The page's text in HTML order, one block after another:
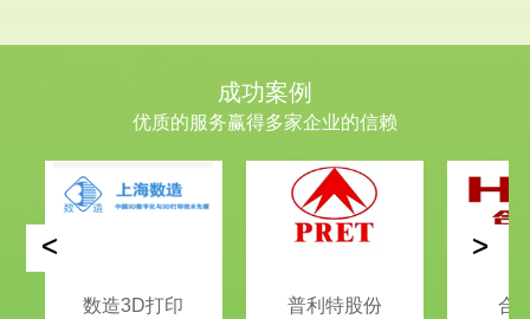
成功案例
优质的服务赢得多家企业的信赖
数造3D打印 普利特股份 合
< >